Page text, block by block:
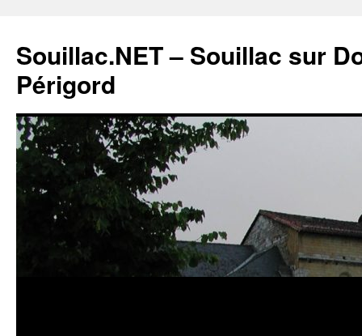
Souillac.NET – Souillac sur
Périgord